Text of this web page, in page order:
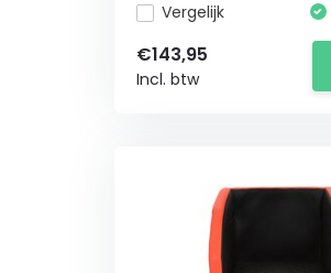
Vergelijk
€143,95
Incl. btw